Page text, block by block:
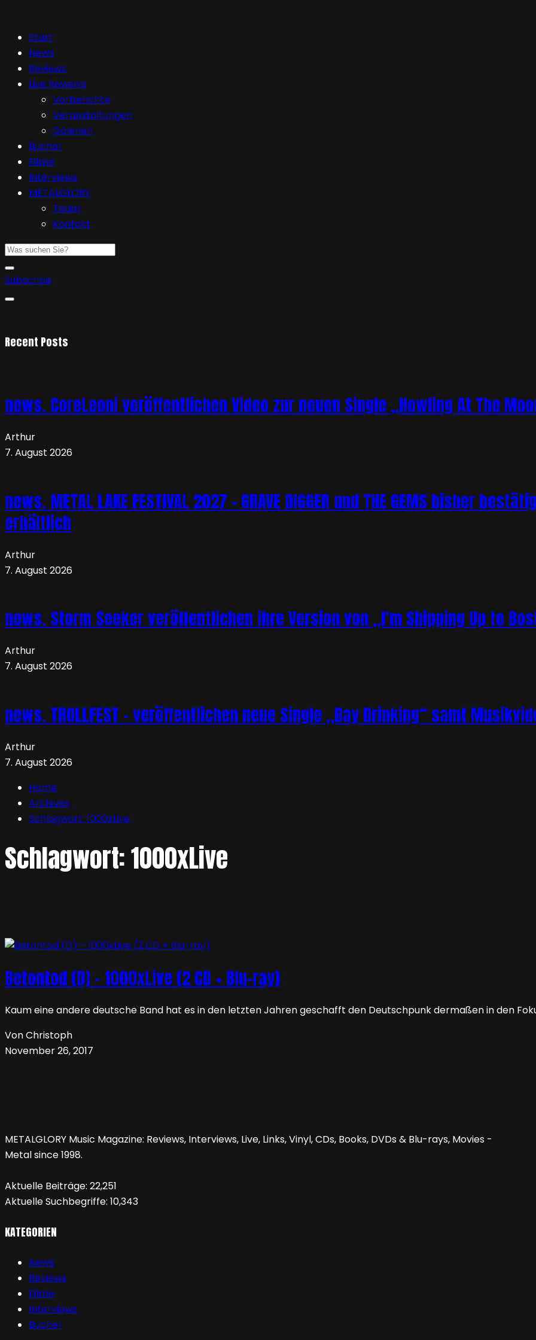
Start
News
Reviews
Live Reviews
Vorberichte
Veranstaltungen
Galerien
Bücher
Filme
Interviews
METALGLORY
Team
Kontakt
Subscribe
Recent Posts
news. CoreLeoni veröffentlichen Video zur neuen Single „Howling At The
Arthur
7. August 2026
news. METAL LAKE FESTIVAL 2027 – GRAVE DIGGER und THE GEMS bisher
erhältlich
Arthur
7. August 2026
news. Storm Seeker veröffentlichen ihre Version von „I’m Shipping Up to
Arthur
7. August 2026
news. TROLLFEST – veröffentlichen neue Single „Day Drinking“ samt
Arthur
7. August 2026
Home
Archives
Schlagwort: 1000xLive
Schlagwort:1000xLive
Betontod (D) – 1000xLive (2 CD + Blu-ray)
Kaum eine andere deutsche Band hat es in den letzten Jahren geschafft den Deutschpunk dermaßen in den
Von Christoph
November 26, 2017
METALGLORY Music Magazine: Reviews, Interviews, Live, Links, Vinyl, CDs, Books, DVDs & Blu-rays, Movies -
Metal since 1998.
Aktuelle Beiträge: 22,251
Aktuelle Suchbegriffe: 10,343
KATEGORIEN
News
Reviews
Filme
Interviews
Bücher